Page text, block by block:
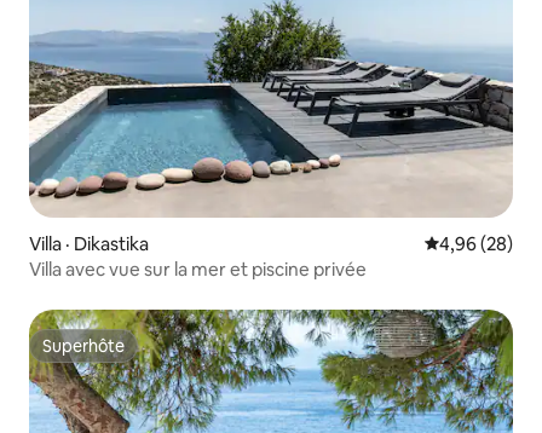
Villa · Dikastika Note
4,96 (28)
Villa avec vue sur la mer et piscine privée
Superhôte
Superhôte